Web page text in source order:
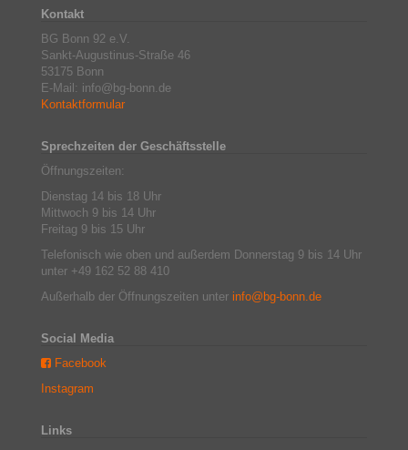
Kontakt
BG Bonn 92 e.V.
Sankt-Augustinus-Straße 46
53175 Bonn
E-Mail: info@bg-bonn.de
Kontaktformular
Sprechzeiten der Geschäftsstelle
Öffnungszeiten:
Dienstag 14 bis 18 Uhr
Mittwoch 9 bis 14 Uhr
Freitag 9 bis 15 Uhr
Telefonisch wie oben und außerdem Donnerstag 9 bis 14 Uhr
unter +49 162 52 88 410
Außerhalb der Öffnungszeiten unter info@bg-bonn.de
Social Media
Facebook
Instagram
Links